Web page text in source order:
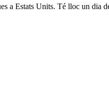
Estats Units. Té lloc un dia